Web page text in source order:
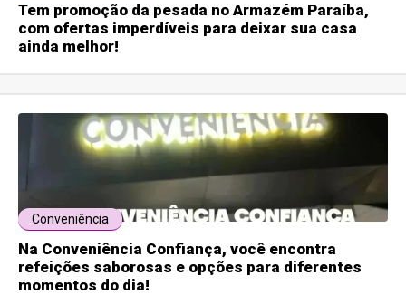
Tem promoção da pesada no Armazém Paraíba,
com ofertas imperdíveis para deixar sua casa
ainda melhor!
Conveniência
Na Conveniência Confiança, você encontra
refeições saborosas e opções para diferentes
momentos do dia!